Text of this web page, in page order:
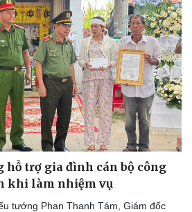
hỗ trợ gia đình cán bộ công
khi làm nhiệm vụ
tướng Phan Thanh Tám, Giám đốc